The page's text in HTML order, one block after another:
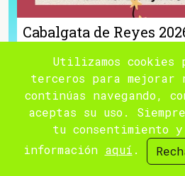
Cabalgata de Reyes
EL 5 DE ENE
SOMIEDO
NAVIDAD
La Cabalgata de los
Pola de Somiedo se
de enero desde las
Utilizamos cookies
terceros para mejorar
continúas navegando,
aceptas su uso.
tu consentimiento y
información aquí .